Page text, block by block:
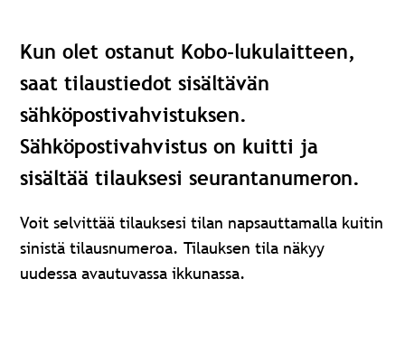
Kun olet ostanut Kobo-lukulaitteen,
saat tilaustiedot sisältävän
sähköpostivahvistuksen.
Sähköpostivahvistus on kuitti ja
sisältää tilauksesi seurantanumeron.
Voit selvittää tilauksesi tilan napsauttamalla kuitin
sinistä tilausnumeroa. Tilauksen tila näkyy
uudessa avautuvassa ikkunassa.